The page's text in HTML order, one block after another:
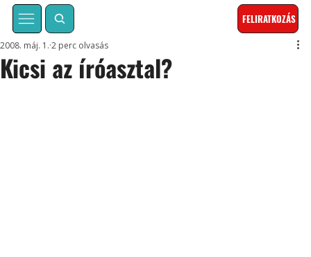
FELIRATKOZÁS
Kicsi az íróasztal?
2008. máj. 1. 2 perc olvasás